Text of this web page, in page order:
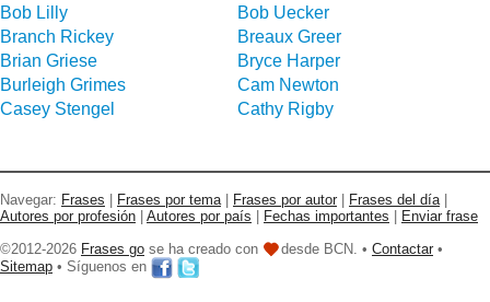
Bob Lilly
Bob Uecker
Branch Rickey
Breaux Greer
Brian Griese
Bryce Harper
Burleigh Grimes
Cam Newton
Casey Stengel
Cathy Rigby
Navegar: Frases Frases por tema| Frases por autor Frases del día|
Autores por profesión
Autores por país Fechas importantes
Enviar frase
©2012-2026 Frases go se ha creado con desde BCN. • Contactar •
Sitemap • Síguenos en